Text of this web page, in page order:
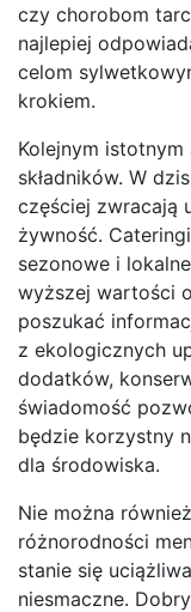
czy chorobom
najlepiej
celom
krokiem.
Kolejnym
składników. W
częściej zwracają
żywność.
sezonowe i
wyższej wartości
poszukać
z ekologicznych
dodatków,
świadomość
będzie korzystny
dla środowiska.
Nie można
różnorodności
stanie się
niesmaczne.